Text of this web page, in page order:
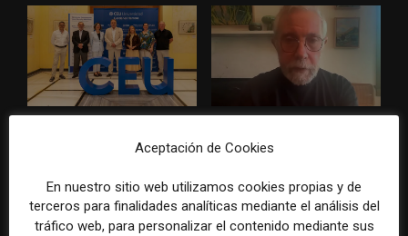
Cardenal Herrera presenta
informar sobre el suicidio
avance de los
medios y las plataformas
Aceptación de Cookies
En nuestro sitio web utilizamos cookies propias y de
terceros para finalidades analíticas mediante el análisis del
tráfico web, para personalizar el contenido mediante sus